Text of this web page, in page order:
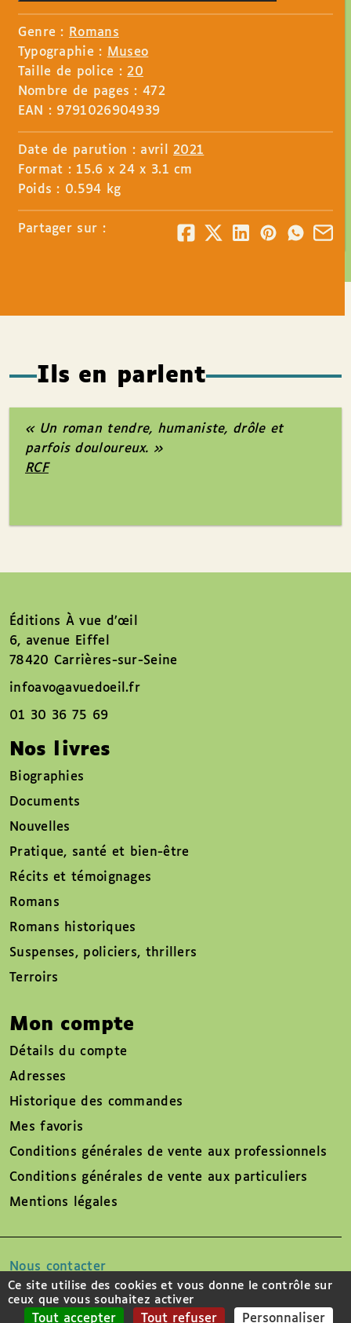
Genre : Romans
Typographie : Museo
Taille de police : 20
Nombre de pages : 472
EAN : 9791026904939
Date de parution : avril 2021
Format : 15.6 x 24 x 3.1 cm
Poids : 0.594 kg
Partager sur :
Ils en parlent
« Un roman tendre, humaniste, drôle et
parfois douloureux. »
RCF
Éditions À vue d’œil
6, avenue Eiffel
78420 Carrières-sur-Seine
infoavo@avuedoeil.fr
01 30 36 75 69
Nos livres
Biographies
Documents
Nouvelles
Pratique, santé et bien-être
Récits et témoignages
Romans
Romans historiques
Suspenses, policiers, thrillers
Terroirs
Mon compte
Détails du compte
Adresses
Historique des commandes
Mes favoris
Conditions générales de vente aux professionnels
Conditions générales de vente aux particuliers
Mentions légales
Nous contacter
Suivez-nous sur
Ce site utilise des cookies et vous donne le contrôle sur
ceux que vous souhaitez activer
Tout accepter Tout refuser Personnaliser